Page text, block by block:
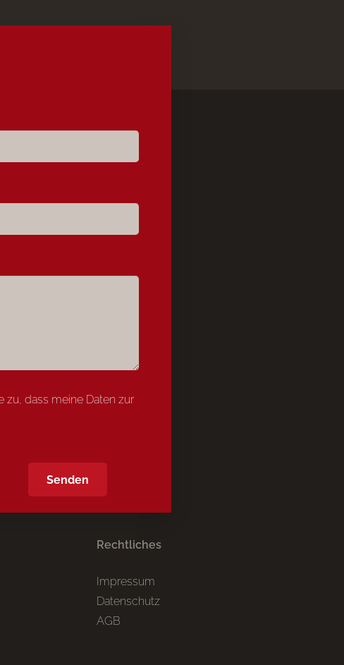
dass meine Daten zur
Rechtliches
Impressum
Datenschutz
AGB